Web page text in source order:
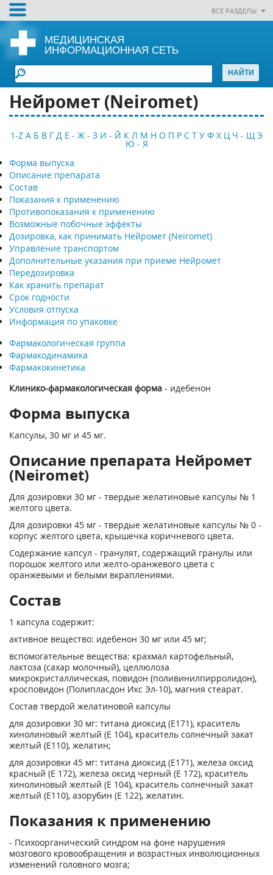
ВСЕ РАЗДЕЛЫ
МЕДИЦИНСКАЯ
ИНФОРМАЦИОННАЯ СЕТЬ
Нейромет (Neiromet)
1-Z А Б В Г Д Е - Ж - З И - Й К Л М Н О П Р С Т У Ф Х Ц Ч - Щ Э
Ю - Я
Форма выпуска
Описание препарата
Состав
Показания к применению
Противопоказания к применению
Возможные побочные эффекты
Дозировка, как принимать Нейромет (Neiromet)
Управление транспортом
Дополнительные указания при приеме Нейромет
Передозировка
Как хранить препарат
Срок годности
Условия отпуска
Информация по упаковке
Фармакологическая группа
Фармакодинамика
Фармакокинетика
Клинико-фармакологическая форма - идебенон
Форма выпуска
Капсулы, 30 мг и 45 мг.
Описание препарата Нейромет
(Neiromet)
Для дозировки 30 мг - твердые желатиновые капсулы № 1
желтого цвета.
Для дозировки 45 мг - твердые желатиновые капсулы № 0 -
корпус желтого цвета, крышечка коричневого цвета.
Содержание капсул - гранулят, содержащий гранулы или
порошок желтого или желто-оранжевого цвета с
оранжевыми и белыми вкраплениями.
Состав
1 капсула содержит:
активное вещество: идебенон 30 мг или 45 мг;
вспомогательные вещества: крахмал картофельный,
лактоза (сахар молочный), целлюлоза
микрокристаллическая, повидон (поливинилпирролидон),
кросповидон (Полипласдон Икс Эл-10), магния стеарат.
Состав твердой желатиновой капсулы
для дозировки 30 мг: титана диоксид (Е171), краситель
хинолиновый желтый (Е 104), краситель солнечный закат
желтый (Е110), желатин;
для дозировки 45 мг: титана диоксид (Е171), железа оксид
красный (Е 172), железа оксид черный (Е 172), краситель
хинолиновый желтый (Е 104), краситель солнечный закат
желтый (Е110), азорубин (Е 122), желатин.
Показания к применению
- Психоорганический синдром на фоне нарушения
мозгового кровообращения и возрастных инволюционных
изменений головного мозга;